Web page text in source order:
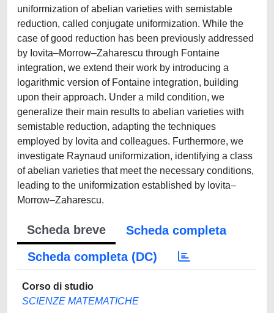
uniformization of abelian varieties with semistable
reduction, called conjugate uniformization. While the
case of good reduction has been previously addressed
by Iovita–Morrow–Zaharescu through Fontaine
integration, we extend their work by introducing a
logarithmic version of Fontaine integration, building
upon their approach. Under a mild condition, we
generalize their main results to abelian varieties with
semistable reduction, adapting the techniques
employed by Iovita and colleagues. Furthermore, we
investigate Raynaud uniformization, identifying a class
of abelian varieties that meet the necessary conditions,
leading to the uniformization established by Iovita–
Morrow–Zaharescu.
Scheda breve
Scheda completa
Scheda completa (DC)
Corso di studio
SCIENZE MATEMATICHE